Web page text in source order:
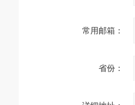
常用邮箱：
省份：